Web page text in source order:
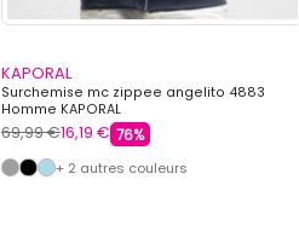
KAPORAL
Surchemise mc zippee angelito 4883
Homme KAPORAL
69,99 €16,19 € 76%
+ 2 autres couleurs